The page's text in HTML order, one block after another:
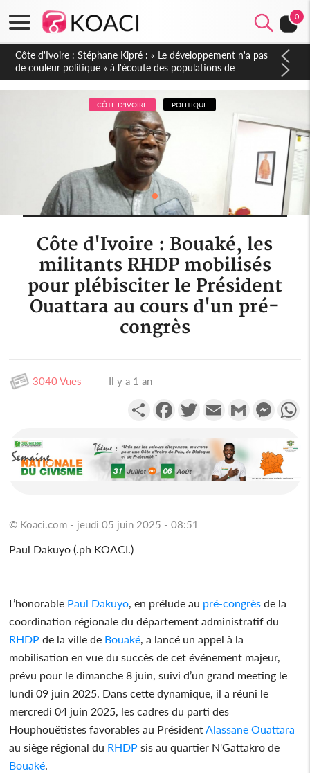
0
Mali : Les FAMa accueillent 254 anciens combattants issus de
groupes armés
CÔTE D'IVOIRE POLITIQUE
Côte d'Ivoire : Bouaké, les
militants RHDP mobilisés
pour plébisciter le Président
Ouattara au cours d'un pré-
congrès
3040 Vues Il y a 1 an
PartagerFacebookTwitterEmail Gmail
© Koaci.com - jeudi 05 juin 2025 - 08:51
Paul Dakuyo (.ph KOACI.)
L’honorable Paul Dakuyo, en prélude au pré-congrès de la
coordination régionale du département administratif du
RHDP de la ville de Bouaké, a lancé un appel à la
mobilisation en vue du succès de cet événement majeur,
prévu pour le dimanche 8 juin, suivi d’un grand meeting le
lundi 09 juin 2025. Dans cette dynamique, il a réuni le
mercredi 04 juin 2025, les cadres du parti des
Houphouëtistes favorables au PrésidentAlassane Ouattara
au siège régional du RHDP sis au quartier N'Gattakro de
Bouaké.